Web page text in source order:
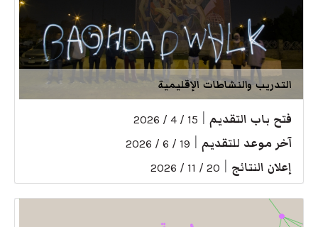
التدريب والنشاطات الإقليمية
فتح باب التقديم 15 / 4 / 2026
آخر موعد للتقديم 19 / 6 / 2026
إعلان النتائج 20 / 11 / 2026